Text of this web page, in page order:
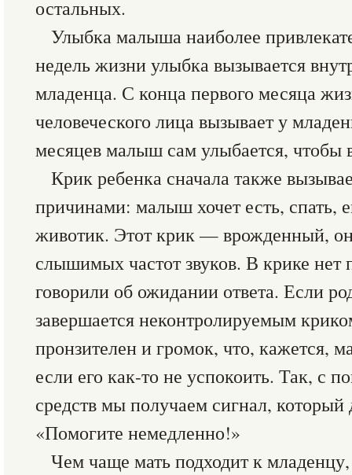
остальных.
Улыбка малыша наиболее
недель жизни улыбка вызывается
младенца. С конца первого месяца
человеческого лица вызывает у
месяцев малыш сам улыбается, чтобы
Крик ребенка сначала также
причинами: малыш хочет есть, спать,
животик. Этот крик — врожденный,
слышимых частот звуков. В крике нет
говорили об ожидании ответа. Если
завершается неконтролируемым
пронзителен и громок, что, кажется,
если его как-то не успокоить. Так, с
средств мы получаем сигнал, который
«Помогите немедленно!»
Чем чаще мать подходит к